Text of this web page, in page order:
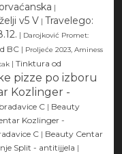
|
v5 V | Travelego:
| Darojković Promet:
BC | Proljeće 2023, Aminess
| Tinktura od
pizze po izboru
Kozlinger -
C | Beauty
Kozlinger -
C | Beauty Centar
Split - antitijjela |